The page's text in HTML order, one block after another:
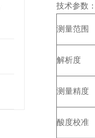
技术参数
测量范围
解析度
测量精度
酸度校准